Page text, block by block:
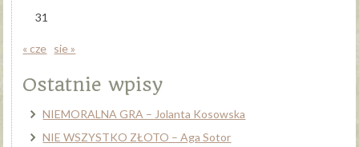
31
« cze sie »
Ostatnie wpisy
NIEMORALNA GRA – Jolanta Kosowska
NIE WSZYSTKO ZŁOTO – Aga Sotor